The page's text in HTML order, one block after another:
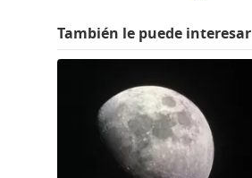
También le puede interesar